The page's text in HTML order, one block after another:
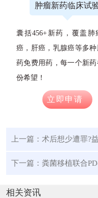
肿瘤新药临床试
囊括456+新药，覆盖肺
癌，肝癌，乳腺癌等多
药免费用药，每一个新
份希望！
立即申请
上一篇： 术后想少遭罪?益生菌
下一篇： 粪菌移植联合PD-
相关资讯